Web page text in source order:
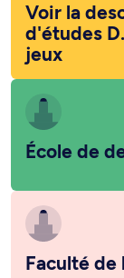
Voir la
d'études
jeux
École de
Faculté de